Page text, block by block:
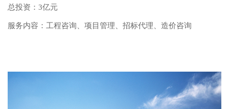
总投资：3亿元
服务内容：工程咨询、项目管理、招标代理、造价咨询